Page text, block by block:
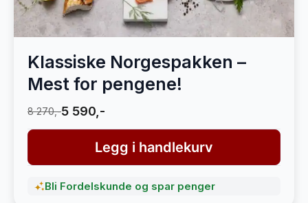
Klassiske Norgespakken –
Mest for pengene!
8 270,-5 590,-
Legg i handlekurv
Bli Fordelskunde og spar penger